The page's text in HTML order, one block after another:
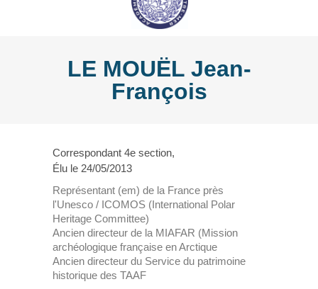
LE MOUËL Jean-
François
Correspondant 4e section,
Élu le 24/05/2013
Représentant (em) de la France près
l'Unesco / ICOMOS (International Polar
Heritage Committee)
Ancien directeur de la MIAFAR (Mission
archéologique française en Arctique
Ancien directeur du Service du patrimoine
historique des TAAF